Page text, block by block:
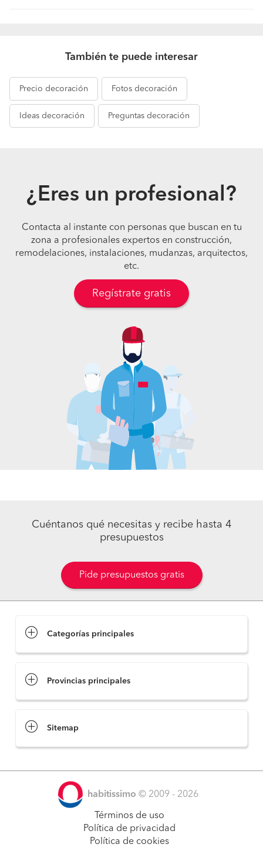
También te puede interesar
Precio decoración Fotos decoración
Ideas decoración Preguntas decoración
¿Eres un profesional?
Contacta al instante con personas que buscan en tu
zona a profesionales expertos en construcción,
remodelaciones, instalaciones, mudanzas, arquitectos,
etc.
Regístrate gratis
Cuéntanos qué necesitas y recibe hasta 4
presupuestos
Pide presupuestos gratis
Categorías principales
Provincias principales
Sitemap
habitissimo © 2009 - 2026
Términos de uso
Política de privacidad
Política de cookies